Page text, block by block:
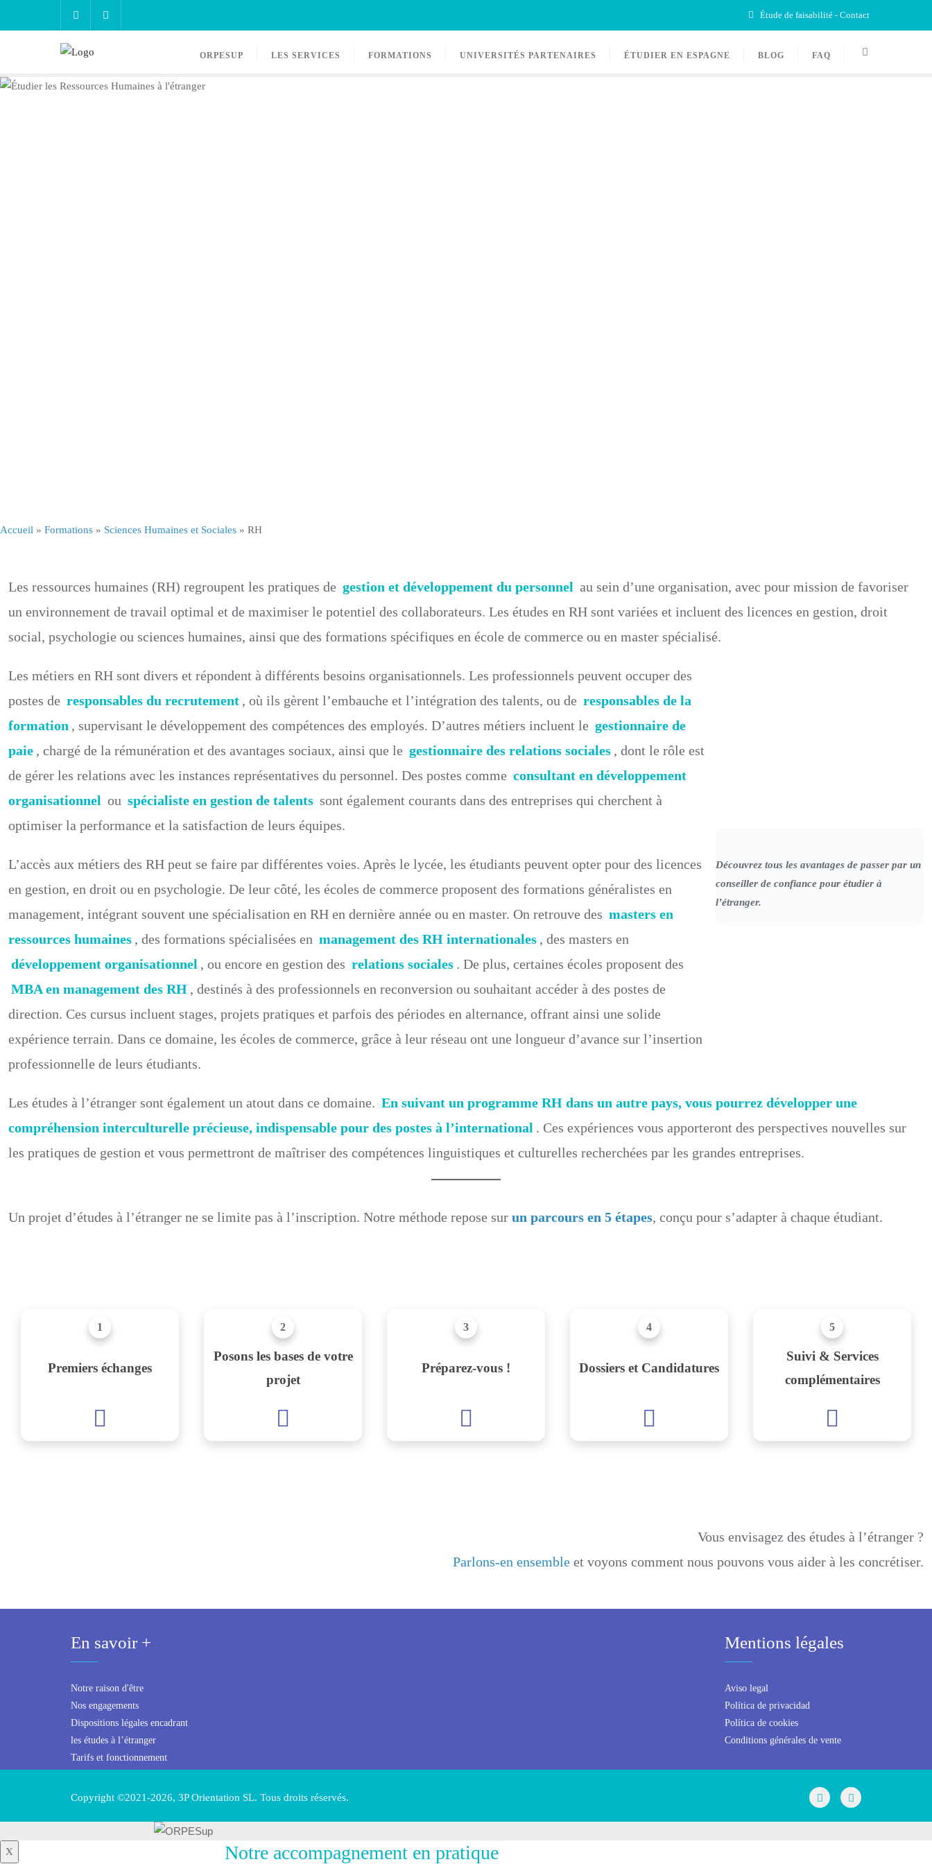
Étude de faisabilité - Contact
ORPESUP LES SERVICES FORMATIONS UNIVERSITÉS PARTENAIRES ÉTUDIER EN ESPAGNE BLOG FAQ
Accueil » Formations » Sciences Humaines et Sociales » RH
Les ressources humaines (RH) regroupent les pratiques de gestion et développement du personnel au sein d’une organisation, avec pour mission de favoriser
un environnement de travail optimal et de maximiser le potentiel des collaborateurs. Les études en RH sont variées et incluent des licences en gestion, droit
social, psychologie ou sciences humaines, ainsi que des formations spécifiques en école de commerce ou en master spécialisé.
Les métiers en RH sont divers et répondent à différents besoins organisationnels. Les professionnels peuvent occuper des
postes de responsables du recrutement , où ils gèrent l’embauche et l’intégration des talents, ou de responsables de la
formation , supervisant le développement des compétences des employés. D’autres métiers incluent le gestionnaire de
paie , chargé de la rémunération et des avantages sociaux, ainsi que le gestionnaire des relations sociales , dont le rôle est
de gérer les relations avec les instances représentatives du personnel. Des postes comme consultant en développement
organisationnel ou spécialiste en gestion de talents sont également courants dans des entreprises qui cherchent à
optimiser la performance et la satisfaction de leurs équipes.
L’accès aux métiers des RH peut se faire par différentes voies. Après le lycée, les étudiants peuvent opter pour des licences
en gestion, en droit ou en psychologie. De leur côté, les écoles de commerce proposent des formations généralistes en
management, intégrant souvent une spécialisation en RH en dernière année ou en master. On retrouve des masters en
ressources humaines , des formations spécialisées en management des RH internationales , des masters en
développement organisationnel , ou encore en gestion des relations sociales . De plus, certaines écoles proposent des
MBA en management des RH , destinés à des professionnels en reconversion ou souhaitant accéder à des postes de
direction. Ces cursus incluent stages, projets pratiques et parfois des périodes en alternance, offrant ainsi une solide
expérience terrain. Dans ce domaine, les écoles de commerce, grâce à leur réseau ont une longueur d’avance sur l’insertion
professionnelle de leurs étudiants.
Découvrez tous les avantages de passer par un
conseiller de confiance pour étudier à
l’étranger.
Les études à l’étranger sont également un atout dans ce domaine. En suivant un programme RH dans un autre pays, vous pourrez développer une
compréhension interculturelle précieuse, indispensable pour des postes à l’international . Ces expériences vous apporteront des perspectives nouvelles sur
les pratiques de gestion et vous permettront de maîtriser des compétences linguistiques et culturelles recherchées par les grandes entreprises.
Un projet d’études à l’étranger ne se limite pas à l’inscription. Notre méthode repose sur un parcours en 5 étapes, conçu pour s’adapter à chaque étudiant.
1
Premiers échanges
2
Posons les bases de votre
projet
3
Préparez-vous !
4
Dossiers et Candidatures
5
Suivi & Services
complémentaires
Vous envisagez des études à l’étranger ?
Parlons-en ensemble et voyons comment nous pouvons vous aider à les concrétiser.
En savoir +
Notre raison d'être
Nos engagements
Dispositions légales encadrant
les études à l’étranger
Tarifs et fonctionnement
Mentions légales
Aviso legal
Política de privacidad
Política de cookies
Conditions générales de vente
Copyright ©2021-2026, 3P Orientation SL. Tous droits réservés.
Notre accompagnement en pratique
X